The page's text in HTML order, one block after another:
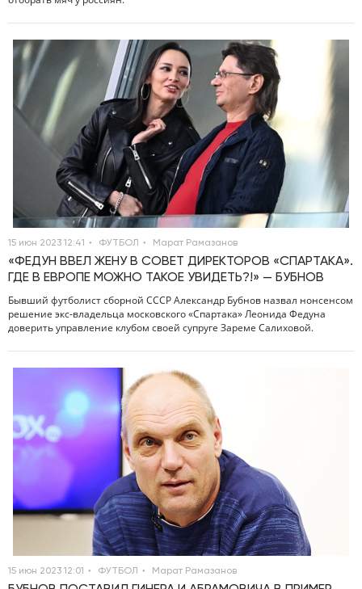
15 июн 2023 12:41 ФУТБОЛ Марат Рамазанов
«ФЕДУН ВВЕЛ ЖЕНУ В СОВЕТ ДИРЕКТОРОВ «СПАРТАКА».
ГДЕ В ЕВРОПЕ МОЖНО ТАКОЕ УВИДЕТЬ?!» — БУБНОВ
Бывший футболист сборной СССР Александр Бубнов назвал нонсенсом
решение экс‑владельца московского «Спартака» Леонида Федуна
доверить управление клубом своей супруге Зареме Салиховой.
15 июн 2023 12:01 ФУТБОЛ Марат Рамазанов